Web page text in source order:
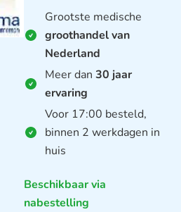
Grootste medische
groothandel van
Nederland
Meer dan 30 jaar
ervaring
Voor 17:00 besteld,
binnen 2 werkdagen in
huis
Beschikbaar via
nabestelling